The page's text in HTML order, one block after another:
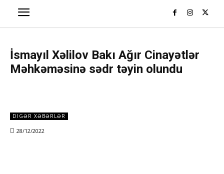
İsmayıl Xəlilov Bakı Ağır Cinayətlər
Məhkəməsinə sədr təyin olundu
DIGƏR XƏBƏRLƏR
28/12/2022